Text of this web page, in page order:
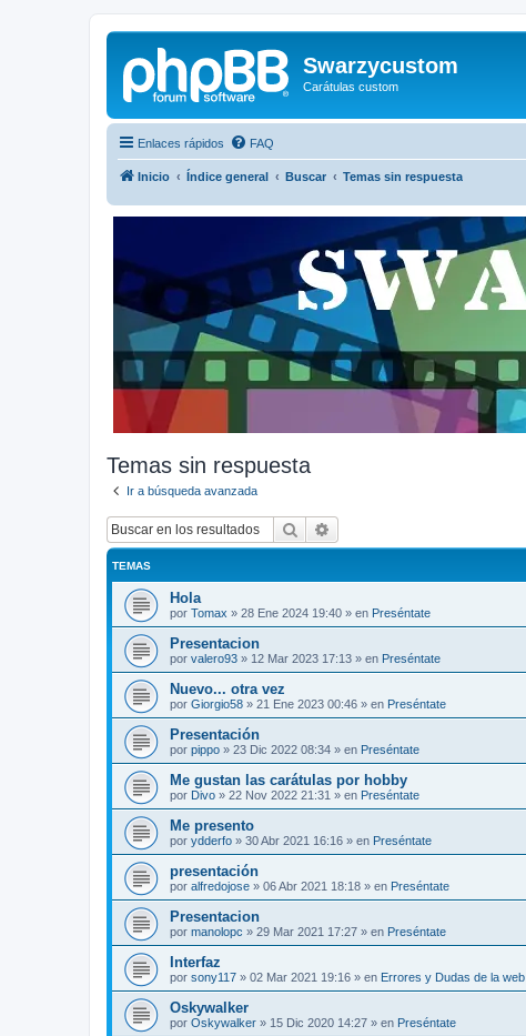
Swarzycustom
Carátulas custom
Enlaces rápidos FAQ
Inicio Índice general Buscar Temas sin respuesta
Temas sin respuesta
Ir a búsqueda avanzada
Buscar
TEMAS
Hola
por Tomax » 28 Ene 2024 19:40 » en Preséntate
Presentacion
por valero93 » 12 Mar 2023 17:13 » en Preséntate
Nuevo... otra vez
por Giorgio58 » 21 Ene 2023 00:46 » en Preséntate
Presentación
por pippo » 23 Dic 2022 08:34 » en Preséntate
Me gustan las carátulas por hobby
por Divo » 22 Nov 2022 21:31 » en Preséntate
Me presento
por ydderfo » 30 Abr 2021 16:16 » en Preséntate
presentación
por alfredojose » 06 Abr 2021 18:18 » en Preséntate
Presentacion
por manolopc » 29 Mar 2021 17:27 » en Preséntate
Interfaz
por sony117 » 02 Mar 2021 19:16 » en Errores y Dudas de la web
Oskywalker
por Oskywalker » 15 Dic 2020 14:27 » en Preséntate